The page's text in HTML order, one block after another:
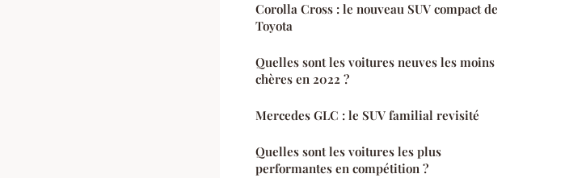
Corolla Cross : le nouveau SUV compact de
Toyota
Quelles sont les voitures neuves les moins
chères en 2022 ?
Mercedes GLC : le SUV familial revisité
Quelles sont les voitures les plus
performantes en compétition ?